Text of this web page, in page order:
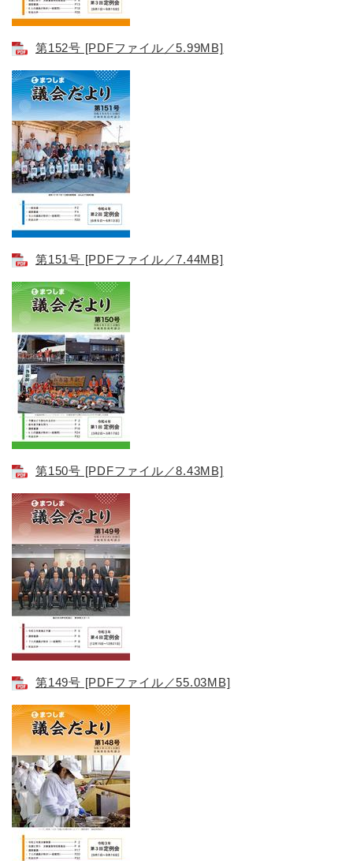
第152号 [PDFファイル／5.99MB]
第151号 [PDFファイル／7.44MB]
第150号​ [PDFファイル／8.43MB]
第149号 [PDFファイル／55.03MB]